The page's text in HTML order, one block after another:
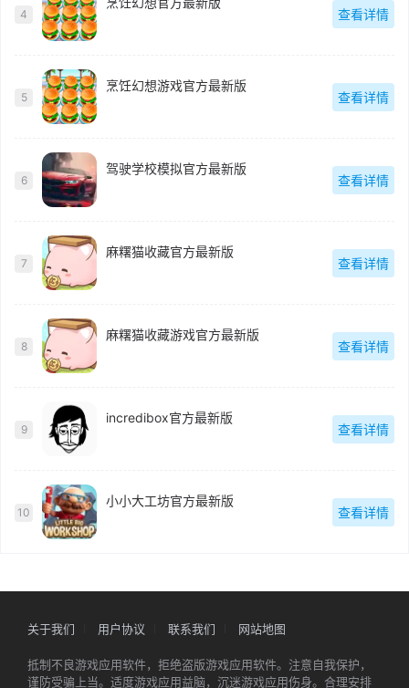
4 查看详情
5
烹饪幻想游戏官方最新版
查看详情
6
驾驶学校模拟官方最新版
查看详情
7
麻糬猫收藏官方最新版
查看详情
8
麻糬猫收藏游戏官方最新版
查看详情
9
incredibox官方最新版
查看详情
10
小小大工坊官方最新版
查看详情
关于我们 用户协议 联系我们 网站地图
抵制不良游戏应用软件，拒绝盗版游戏应用软件。注意自我保护，
谨防受骗上当。适度游戏应用益脑，沉迷游戏应用伤身。合理安排